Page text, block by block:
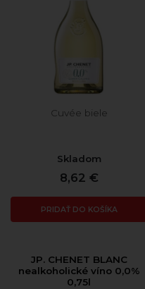
Cuvée biele
Skladom
8,62 €
PRIDAŤ DO KOŠÍKA
JP. CHENET BLANC
nealkoholické víno 0,0%
0,75l